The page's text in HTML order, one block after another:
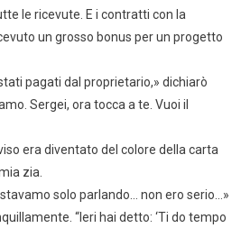
le ricevute. E i contratti con la
un grosso bonus per un progetto
pagati dal proprietario,» dichiarò
Sergei, ora tocca a te. Vuoi il
era diventato del colore della carta
zia.
solo parlando… non ero serio…»
“Ieri hai detto: ‘Ti do tempo